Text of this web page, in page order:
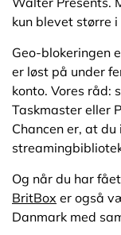
kun blevet større
Geo-blokeringen
er løst på under
konto. Vores råd:
Taskmaster eller
Chancen er, at
Og når du har
BritBox er også
Danmark med